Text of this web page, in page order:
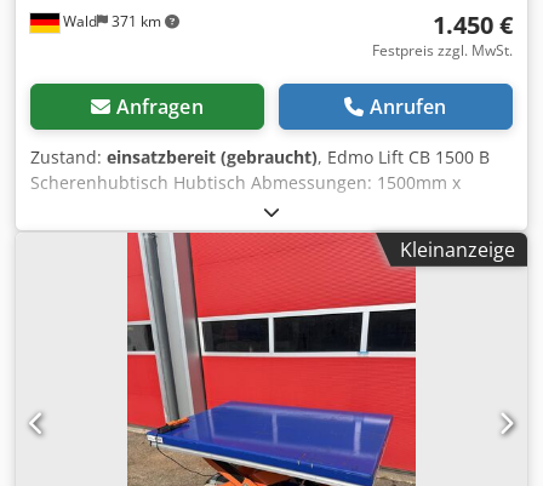
Wald 371 km 1.450 €
Festpreis zzgl. MwSt.
Anfragen Anrufen
Zustand: einsatzbereit (gebraucht), Edmo Lift CB 1500 B
Scherenhubtisch Hubtisch Abmessungen: 1500mm x
1000mm max. Traglast: 1500 Kg Baujahr: 2014 min. Höhe:
200mm max. Höhe: 1230mm Hub: 1000mm Sie können
gerne zu einer Besichtigung vorbeikommen. Gerne können
wir für Sie eine Kostengünstige Spedition organisieren!
Crodpfx Agozq Dbqoxof Sie erhalten eine ordentliche
Rechnung. Für Ausländische Kunden kann auch eine
Nettorechnung erstellt werden. Vorraussetzung ist eine
gültige Ust.Indent.Nr. Zwischenverkauf vorbehalten.
Besuchen Sie unseren Shop und sehen Sie sich auch
unsere weiteren Angebote an. Angegebene Firmennamen
und Warenzeichen sind Eigentum Ihrer Inhaber und
Kleinanzeige